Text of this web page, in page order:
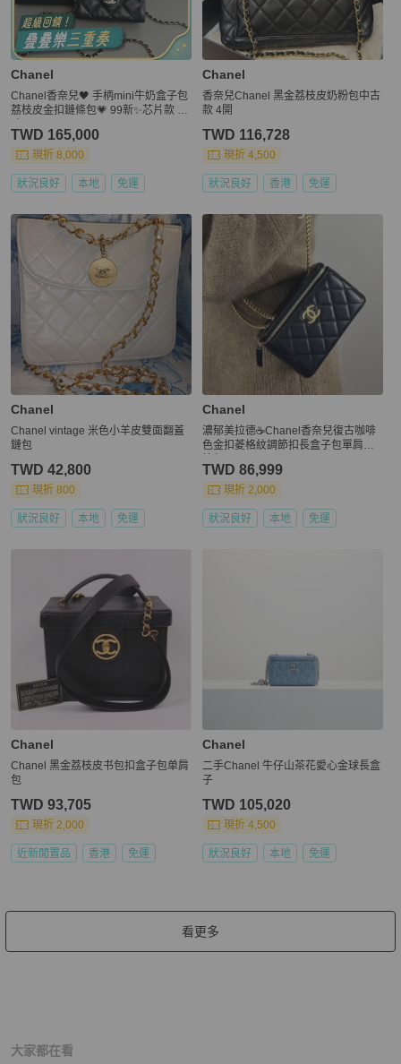
Chanel
Chanel香奈兒🖤 手柄mini牛奶盒子包
荔枝皮金扣鏈條包💗 99新✨芯片款 尺
TWD 165,000
現折 8,000
狀況良好 本地 免運
Chanel
香奈兒Chanel 黑金荔枝皮奶粉包中古
款 4開
TWD 116,728
現折 4,500
狀況良好 香港 免運
Chanel
Chanel vintage 米色小羊皮雙面翻蓋
鏈包
TWD 42,800
現折 800
狀況良好 本地 免運
Chanel
濃郁美拉德☕Chanel香奈兒復古咖啡
色金扣菱格紋調節扣長盒子包單肩斜
TWD 86,999
現折 2,000
狀況良好 本地 免運
Chanel
Chanel 黑金荔枝皮书包扣盒子包单肩
包
TWD 93,705
現折 2,000
近新閒置品 香港 免運
Chanel
二手Chanel 牛仔山茶花愛心金球長盒
子
TWD 105,020
現折 4,500
狀況良好 本地 免運
看更多
大家都在看